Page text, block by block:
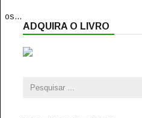
os...
ADQUIRA O LIVRO